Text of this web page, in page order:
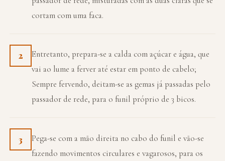
cortam com uma faca.
2
Entretanto, prepara-se a calda com açúcar e água, que
vai ao lume a ferver até estar em ponto de cabelo;
Sempre fervendo, deitam-se as gemas já passadas pelo
passador de rede, para o funil próprio de 3 bicos.
3
Pega-se com a mão direita no cabo do funil e vão-se
fazendo movimentos circulares e vagarosos, para os